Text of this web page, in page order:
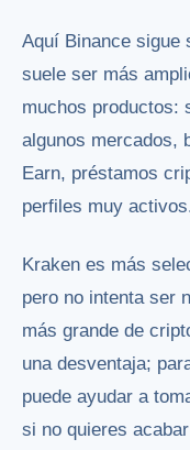
Aquí Binance sigue
suele ser más
muchos productos:
algunos mercados,
Earn, préstamos
perfiles muy
Kraken es más
pero no intenta ser
más grande de
una desventaja;
puede ayudar a
si no quieres